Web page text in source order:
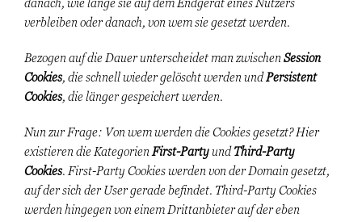
danach, wie lange sie auf dem Endgerät eines Nutzers
verbleiben oder danach, von wem sie gesetzt werden.
Bezogen auf die Dauer unterscheidet man zwischenSession
Cookies, die schnell wieder gelöscht werden undPersistent
Cookies, die länger gespeichert werden.
Nun zur Frage: Von wem werden die Cookies gesetzt? Hier
existieren die KategorienFirst-Partyund Third-Party
Cookies. First-Party Cookies werden von der Domain gesetzt,
auf der sich der User gerade befindet. Third-Party Cookies
werden hingegen von einem Drittanbieter auf der eben